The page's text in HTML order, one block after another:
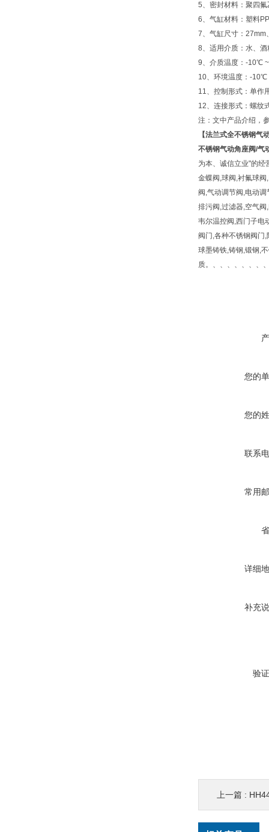
5、密封材料：聚四氟
6、气缸材料：塑料
7、气缸尺寸：
8、适用介质：水、
9、介质温度：-10℃
10、环境温度：-
11、控制形式：单作
12、连接形式：螺纹
注：文中产品介绍，
【法兰式全不锈钢气
不锈钢气动角座阀/气
为本、诚信立业"的经
金蝶阀,球阀,衬氟球
阀,气动调节阀,电动
排污阀,过滤器,空气
韦尔温控阀,西门子电
阀门,各种不锈钢阀门
球墨铸铁,铸钢,锻钢,
质。、、、、、、、
您的
您的
联系
常用
详细
补充
验
上一篇 :